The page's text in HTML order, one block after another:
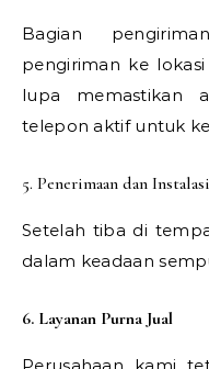
Bagian
pengiriman ke
lupa memastikan
telepon aktif untuk
5. Penerimaan dan Instalasi
Setelah tiba di
dalam keadaan
6. Layanan Purna Jual